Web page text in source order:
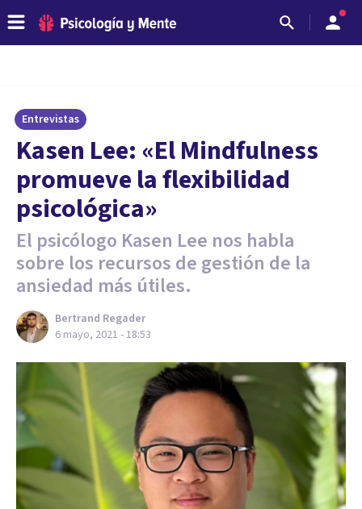
Entrevistas
Kasen Lee: «El Mindfulness
promueve la flexibilidad
psicológica»
El psicólogo Kasen Lee nos habla
sobre los recursos de gestión de la
ansiedad más útiles.
Bertrand Regader
6 mayo, 2021 - 18:53